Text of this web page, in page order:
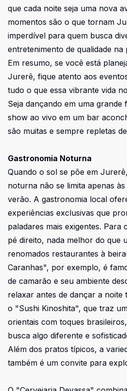
que cada noite seja uma nova
momentos são o que tornam
imperdível para quem busca
entretenimento de qualidade na
Em resumo, se você está
Jurerê, fique atento aos
tudo o que essa vibrante vida
Seja dançando em uma
show ao vivo em um bar
são muitas e sempre repletas
Gastronomia Noturna
Quando o sol se põe em
noturna não se limita apenas
verão. A gastronomia local
experiências exclusivas que
paladares mais exigentes. Para
pé direito, nada melhor do que
renomados restaurantes à
Caranhas", por exemplo, é
de camarão e seu ambiente
relaxar antes de dançar a noite
o "Sushi Kinoshita", que traz
orientais com toques
busca algo diferente e
Além dos pratos típicos, a
também é um convite para